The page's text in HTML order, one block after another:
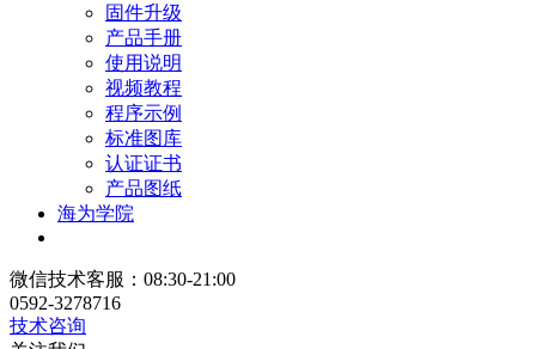
固件升级
产品手册
使用说明
视频教程
程序示例
标准图库
认证证书
产品图纸
海为学院
微信技术客服：08:30-21:00
0592-3278716
技术咨询